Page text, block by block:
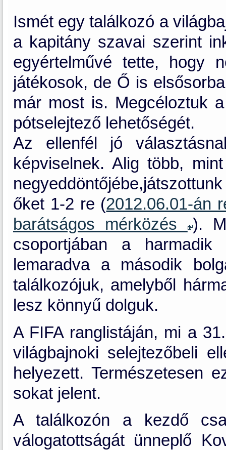
Ismét egy találkozó a
a kapitány szavai szerint
egyértelművé tette, hogy
játékosok, de Ő is
már most is. Megcéloztuk
pótselejtező lehetőségét.
Az ellenfél jó
képviselnek. Alig több,
őket 1-2 re (2012.06.01-án
barátságos mérközés
).
csoportjában a
lemaradva a második
találkozójuk, amelyből
lesz könnyű dolguk.
A FIFA ranglistáján, mi a
világbajnoki selejtezőbeli
helyezett. Természetesen
sokat jelent.
A találkozón a kezdő
válogatottságát ünneplő